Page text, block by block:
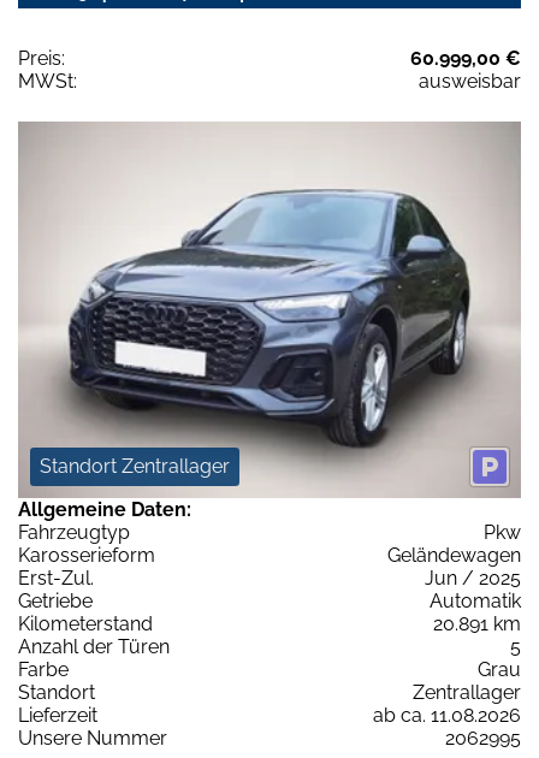
Preis:
60.999,00 €
MWSt:
ausweisbar
Standort Zentrallager
Allgemeine Daten:
Fahrzeugtyp
Pkw
Karosserieform
Geländewagen
Erst-Zul.
Jun / 2025
Getriebe
Automatik
Kilometerstand
20.891 km
Anzahl der Türen
5
Farbe
Grau
Standort
Zentrallager
Lieferzeit
ab ca. 11.08.2026
Unsere Nummer
2062995